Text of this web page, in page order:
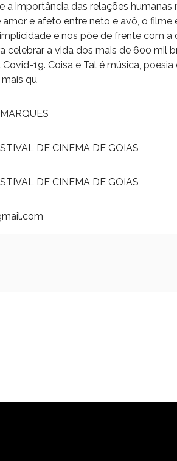
a importância das relações humanas
e afeto entre neto e avô, o filme
e nos põe de frente com a
celebrar a vida dos mais de 600 mil
19. Coisa e Tal é música, poesia
qu
DE CINEMA DE GOIAS
DE CINEMA DE GOIAS